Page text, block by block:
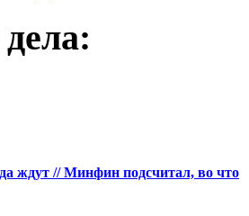
ждут // Минфин подсчитал, во что